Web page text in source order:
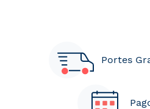
Portes